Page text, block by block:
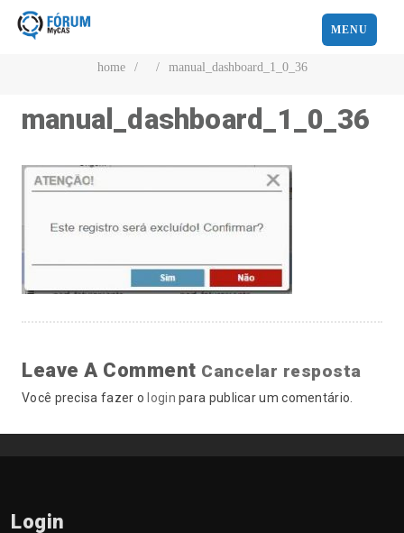
MENU
home / / manual_dashboard_1_0_36
manual_dashboard_1_0_36
Leave A Comment Cancelar resposta
Você precisa fazer o login para publicar um comentário.
Login